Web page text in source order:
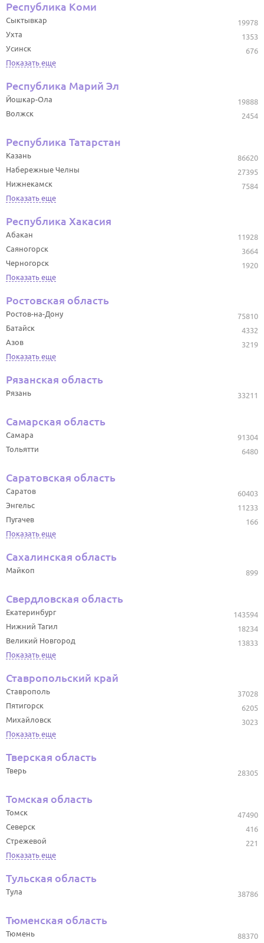
Республика Коми
19978
Сыктывкар
1353
Ухта
676
Усинск
Показать еще
Республика Марий Эл
19888
Йошкар-Ола
2454
Волжск
Республика Татарстан
86620
Казань
27395
Набережные Челны
7584
Нижнекамск
Показать еще
Республика Хакасия
11928
Абакан
3664
Саяногорск
1920
Черногорск
Показать еще
Ростовская область
75810
Ростов-на-Дону
4332
Батайск
3219
Азов
Показать еще
Рязанская область
33211
Рязань
Самарская область
91304
Самара
6480
Тольятти
Саратовская область
60403
Саратов
11233
Энгельс
166
Пугачев
Показать еще
Сахалинская область
899
Майкоп
Свердловская область
143594
Екатеринбург
18234
Нижний Тагил
13833
Великий Новгород
Показать еще
Ставропольский край
37028
Ставрополь
6205
Пятигорск
3023
Михайловск
Показать еще
Тверская область
28305
Тверь
Томская область
47490
Томск
416
Северск
221
Стрежевой
Показать еще
Тульская область
38786
Тула
Тюменская область
88370
Тюмень